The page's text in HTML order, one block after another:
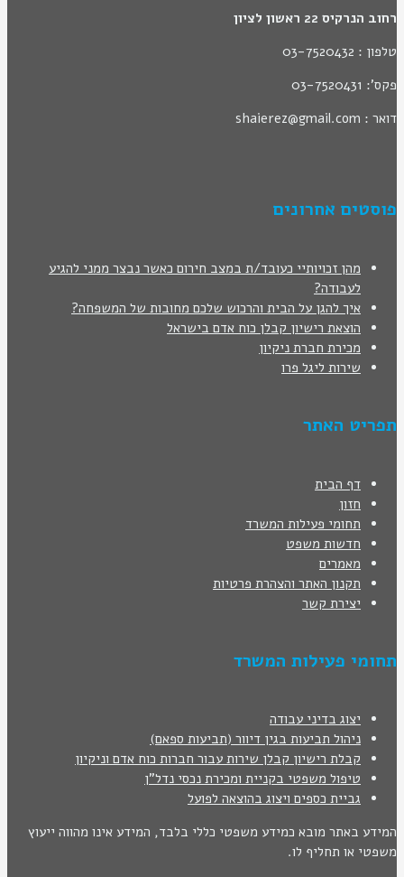
רחוב הנרקיס 22 ראשון לציון
טלפון : 03-7520432
פקס': 03-7520431
דואר : shaierez@gmail.com
פוסטים אחרונים
מהן זכויותיי כעובד/ת במצב חירום כאשר נבצר ממני להגיע
לעבודה?
איך להגן על הבית והרכוש שלכם מחובות של המשפחה?
הוצאת רישיון קבלן כוח אדם בישראל
מכירת חברת ניקיון
שירות ליגל פרו
תפריט האתר
דף הבית
חזון
תחומי פעילות המשרד
חדשות משפט
מאמרים
תקנון האתר והצהרת פרטיות
יצירת קשר
תחומי פעילות המשרד
יצוג בדיני עבודה
ניהול תביעות בגין דיוור (תביעות ספאם)
קבלת רישיון קבלן שירות עבור חברות כוח אדם וניקיון
טיפול משפטי בקניית ומכירת נכסי נדל"ן
גביית כספים ויצוג בהוצאה לפועל
המידע באתר מובא כמידע משפטי כללי בלבד, המידע אינו מהווה ייעוץ
משפטי או תחליף לו.